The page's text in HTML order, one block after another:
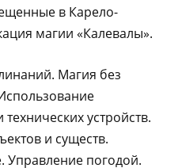
в Карело-
магии «Калевалы».
Магия без
устройств.
и существ.
Управление погодой.